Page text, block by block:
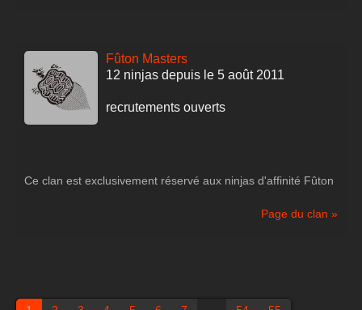
Fûton Masters
12 ninjas depuis le 5 août 2011
recrutements ouverts
Ce clan est exclusivement réservé aux ninjas d'affinité Fûton
Page du clan »